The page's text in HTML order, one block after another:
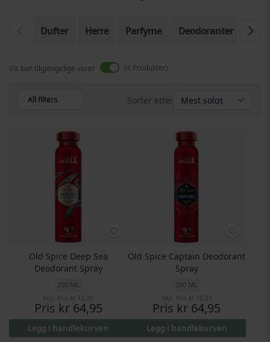
Dufter Herre Parfyme Deodoranter Eau
Vis kun tilgjengelige varer 4 Produkter
All filters Sorter etter
Old Spice Deep Sea
Deodorant Spray
250 ML
Vejl. Pris kr 72,25
Pris kr 64,95
Legg i handlekurven
Old Spice Captain Deodorant
Spray
250 ML
Vejl. Pris kr 72,25
Pris kr 64,95
Legg i handlekurven